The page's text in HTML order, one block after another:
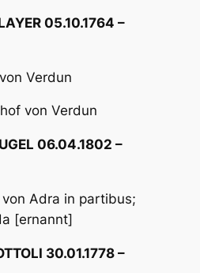
05.10.1764 –
Verdun
von Verdun
06.04.1802 –
von Adra in partibus;
[ernannt]
30.01.1778 –